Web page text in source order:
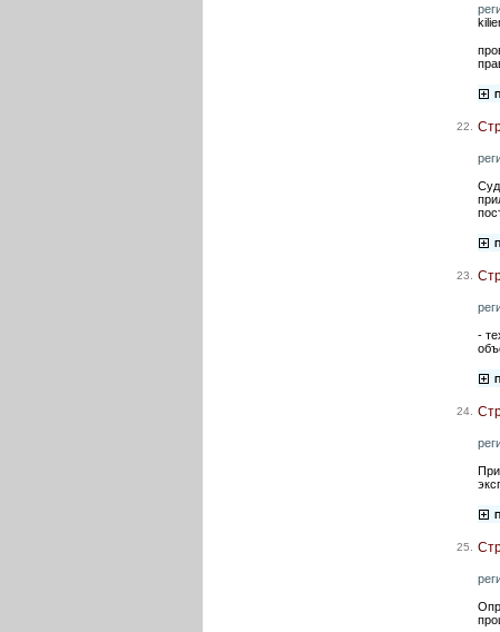
22.
23.
-
24.
При
25.